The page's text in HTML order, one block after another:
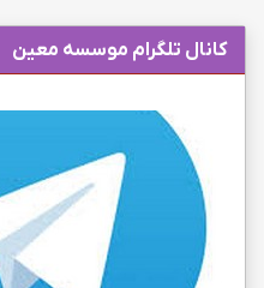
کانال تلگرام موسسه معین